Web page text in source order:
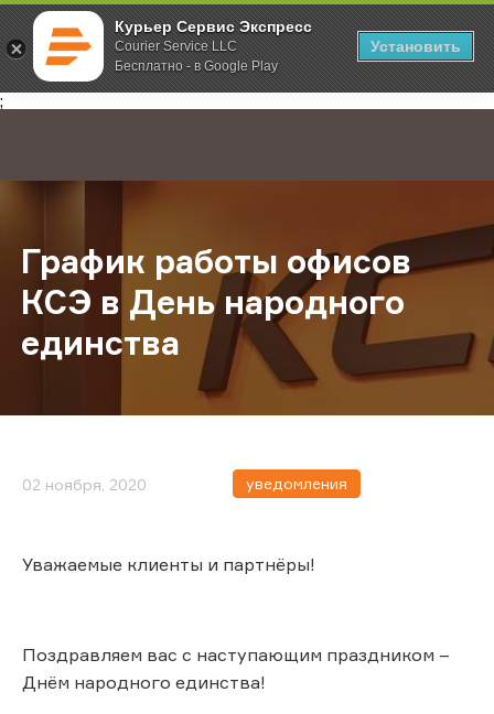
Курьер Сервис Экспресс
Courier Service LLC
Бесплатно - в Google Play
Установить
;
Главная О компании Новости График работы офисов КСЭ в
График работы офисов
КСЭ в День народного
единства
02 ноября, 2020 уведомления
Уважаемые клиенты и партнёры!
Поздравляем вас с наступающим праздником –
Днём народного единства!